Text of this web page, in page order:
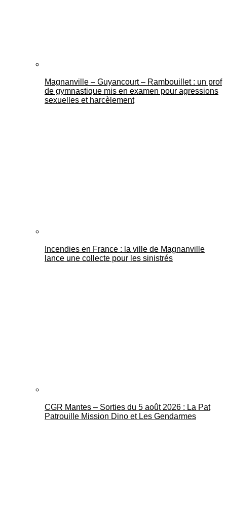
Magnanville – Guyancourt – Rambouillet : un prof
de gymnastique mis en examen pour agressions
sexuelles et harcèlement
Incendies en France : la ville de Magnanville
lance une collecte pour les sinistrés
CGR Mantes – Sorties du 5 août 2026 : La Pat
Patrouille Mission Dino et Les Gendarmes